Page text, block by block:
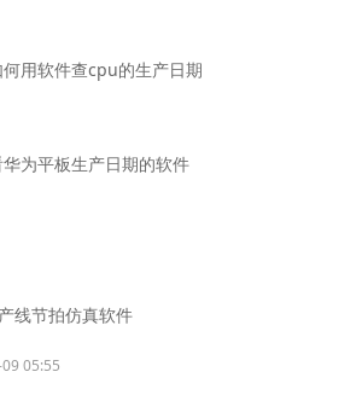
何用软件查cpu的生产日期
华为平板生产日期的软件
线节拍仿真软件
05:55